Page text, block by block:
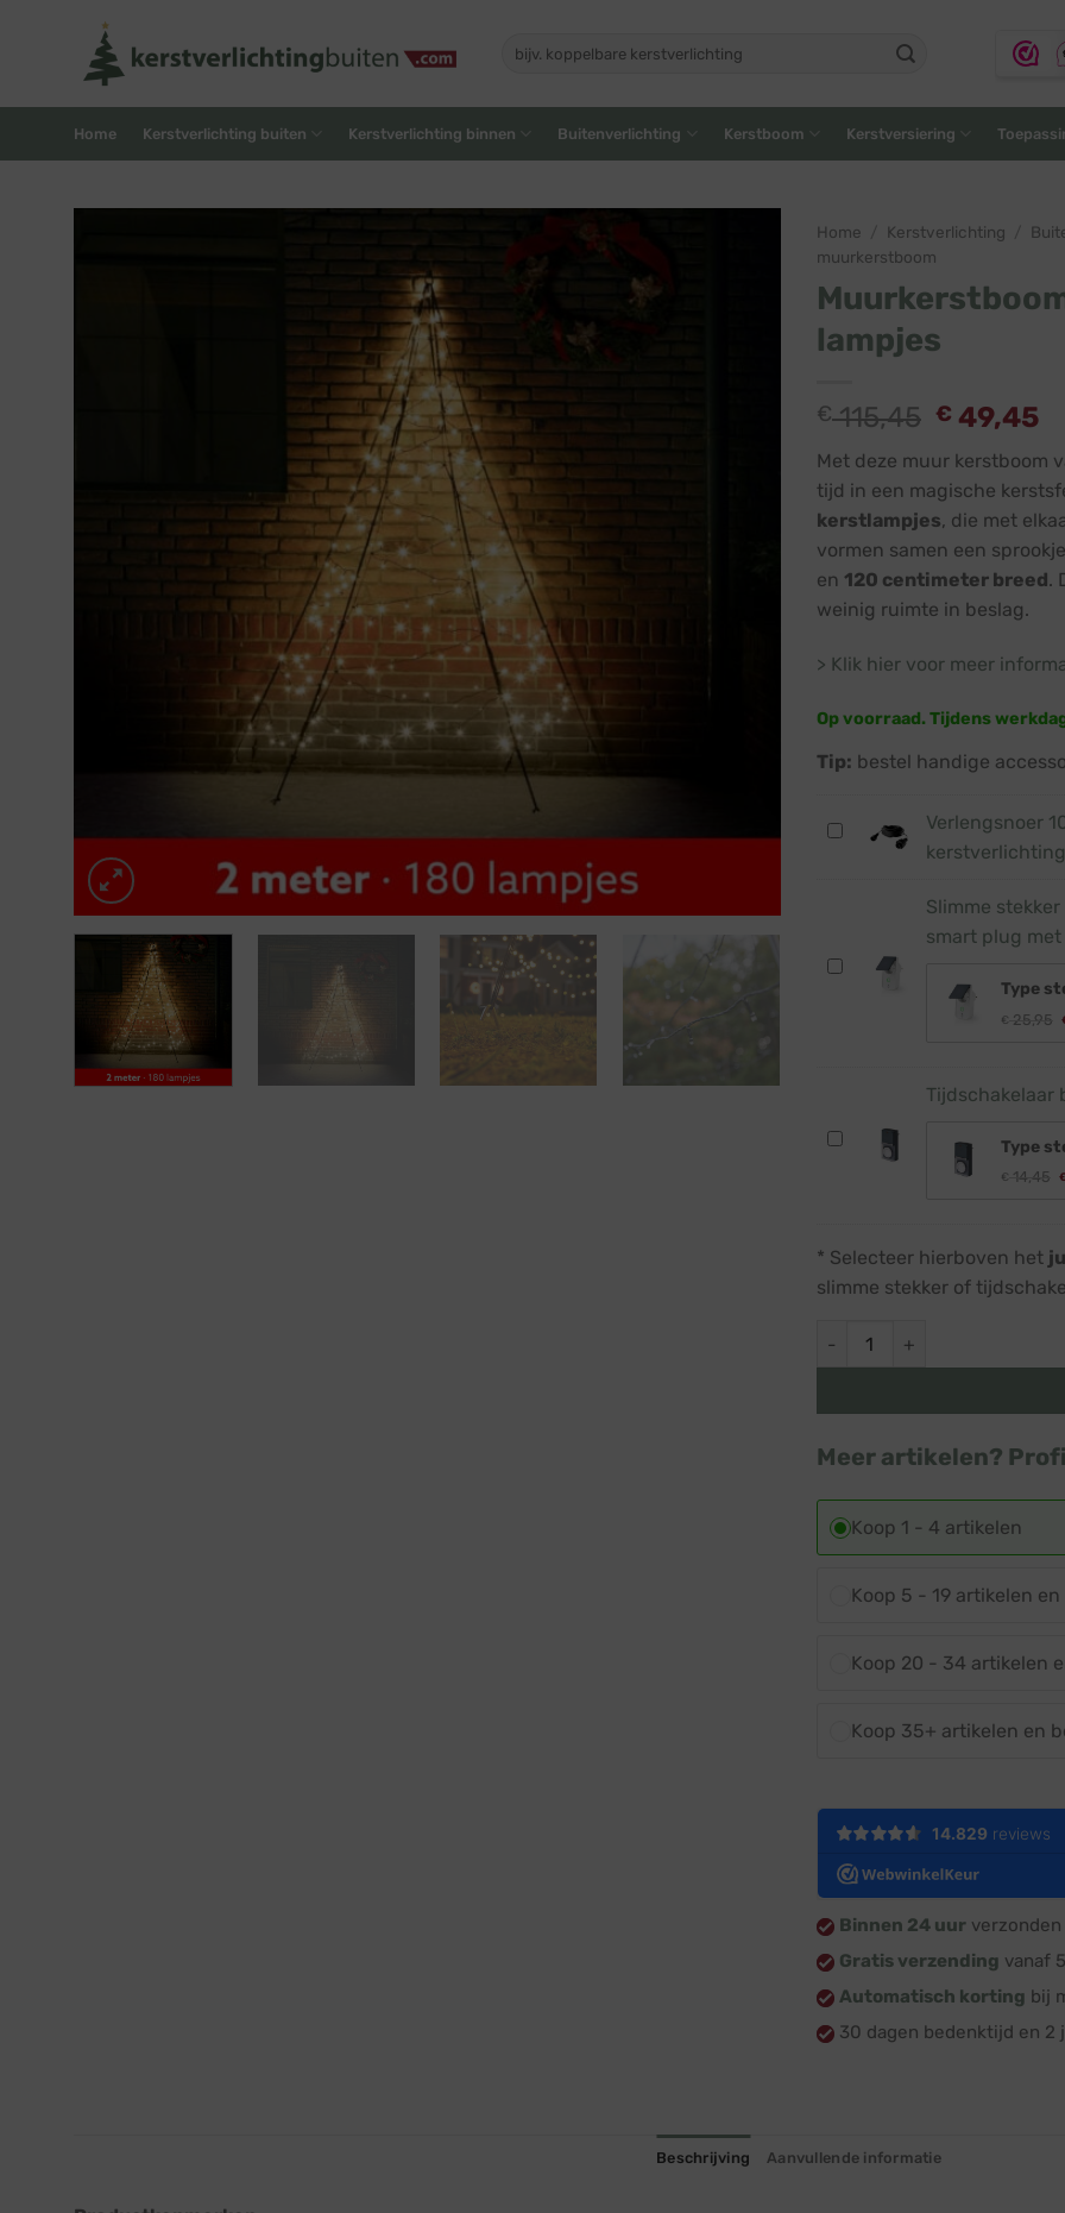
naar:
Home Kerstverlichting buiten Kerstverlichting binnen Buitenverlichting Kerstboom Kerstversiering
Home Kerstverlichting
muurkerstboom
lampjes
€115,45 € 49,45
Met deze muur kerstboom
tijd in een magische
kerstlampjes, die met
vormen samen een
en 120 centimeter breed.
weinig ruimte in beslag.
> Klik hier voor meer
Op voorraad. Tijdens
Tip: bestel handige
Verlengsnoer
Laagspanning
kerstverlichting
Verlengsnoer
kerstverlichting
Slimme
·
met
app
Slimme
smart plug met
Type
€ 25,95
Tijdschakelaar
waterdicht
Tijdschakelaar
Type
€ 14,45
* Selecteer hierboven het
slimme stekker of
Meer artikelen?
Koop 1 - 4 artikelen
Koop 5 - 19 artikelen en
Koop 20 - 34 artikelen
Koop 35+ artikelen en
Binnen 24 uur
Gratis verzending vanaf
Automatisch korting bij
30 dagen bedenktijd en 2
Beschrijving Aanvullende informatie